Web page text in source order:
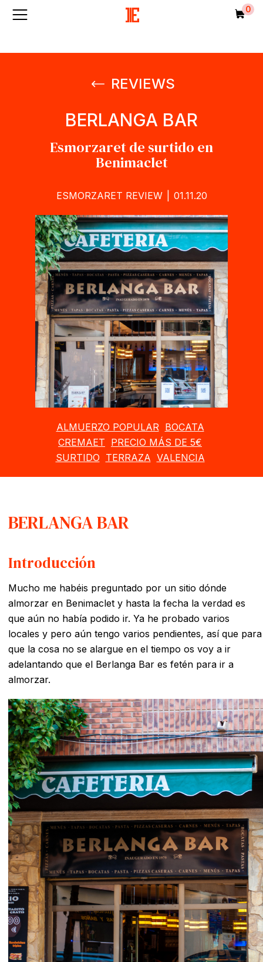
0
REVIEWS
BERLANGA BAR
Esmorzaret de surtido en
Benimaclet
Categories
ESMORZARET REVIEW 01.11.20
ALMUERZO POPULAR BOCATA
CREMAET PRECIO MÁS DE 5€
SURTIDO TERRAZA VALENCIA
BERLANGA BAR
Introducción
Mucho me habéis preguntado por un sitio dónde
almorzar en Benimaclet y hasta la fecha la verdad es
que aún no había podido ir. Ya he probado varios
locales y pero aún tengo varios pendientes, así que para
que la cosa no se alargue en el tiempo os voy a ir
adelantando que el Berlanga Bar es fetén para ir a
almorzar.